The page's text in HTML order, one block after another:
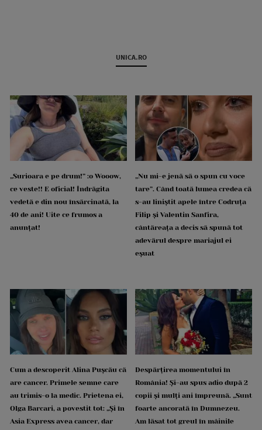
UNICA.RO
„Surioara e pe drum!” :o Wooow,
ce veste!! E oficial! Îndrăgita
vedetă e din nou însărcinată, la
40 de ani! Uite ce frumos a
anunțat!
„Nu mi-e jenă să o spun cu voce
tare”. Când toată lumea credea că
s-au liniștit apele între Codruța
Filip și Valentin Sanfira,
cântăreața a decis să spună tot
adevărul despre mariajul ei
eșuat
Cum a descoperit Alina Pușcău că
are cancer. Primele semne care
au trimis-o la medic. Prietena ei,
Olga Barcari, a povestit tot: „Și în
Asia Express avea cancer, dar
Despărțirea momentului în
România! Și-au spus adio după 2
copii și mulți ani împreună. „Sunt
foarte ancorată în Dumnezeu.
Am lăsat tot greul în mâinile